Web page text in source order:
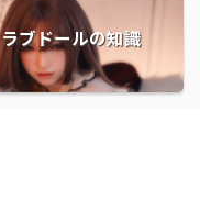
ラブドールの知識